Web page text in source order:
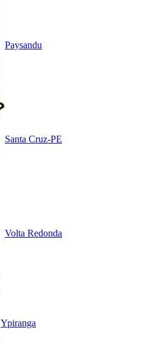
Paysandu
Santa Cruz-PE
Volta Redonda
Ypiranga